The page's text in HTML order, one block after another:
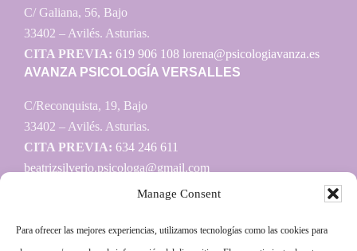
Manage Consent
Para ofrecer las mejores experiencias, utilizamos tecnologías como las cookies para
C/ Galiana, 56, Bajo
33402 – Avilés. Asturias.
CITA PREVIA: 619 906 108 lorena@psicologiavanza.es
AVANZA PSICOLOGÍA VERSALLES
C/Reconquista, 19, Bajo
33402 – Avilés. Asturias.
CITA PREVIA: 634 246 611
beatrizsilverio.psicologa@gmail.com